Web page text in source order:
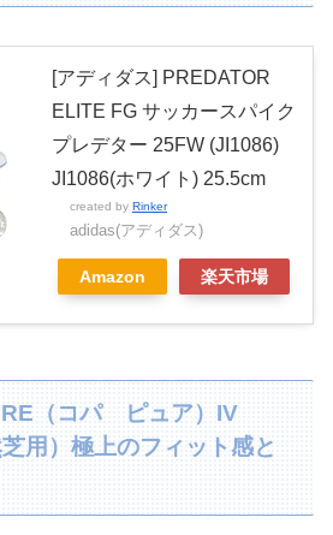
[アディダス] PREDATOR
ELITE FG サッカースパイク
プレデター 25FW (JI1086)
JI1086(ホワイト) 25.5cm
created by Rinker
adidas(アディダス)
Amazon 楽天市場
（コパ ピュア） IV
用）極上のフィット感と